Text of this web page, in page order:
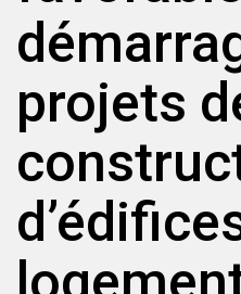
projets